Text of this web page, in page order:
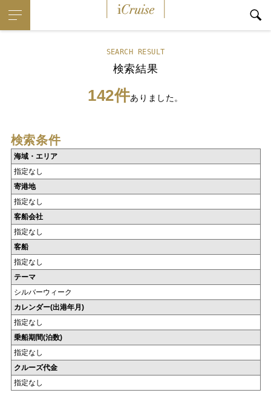
SEARCH RESULT
検索結果
142件ありました。
検索条件
海域・エリア
指定なし
寄港地
指定なし
客船会社
指定なし
客船
指定なし
テーマ
シルバーウィーク
カレンダー(出港年月)
指定なし
乗船期間(泊数)
指定なし
クルーズ代金
指定なし